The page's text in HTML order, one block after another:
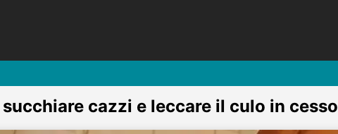
cazzi e leccare il culo in cesso